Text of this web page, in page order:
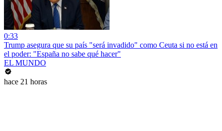
0:33
Trump asegura que su país "será invadido" como Ceuta si no está en
el poder: "España no sabe qué hacer"
EL MUNDO
hace 21 horas